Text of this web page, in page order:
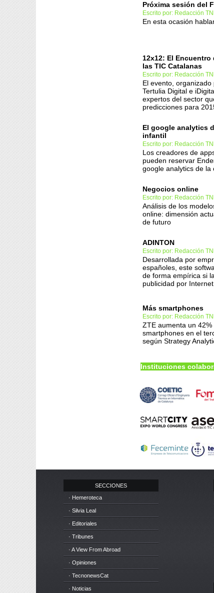
Próxima sesión del
Escrito por: Redacción TNI
En esta ocasión
12x12: El Encuentro
las TIC Catalanas
Escrito por: Redacción TNI
El evento, organizado
Tertulia Digital e
expertos del sector
predicciones para
El google analytics
infantil
Escrito por: Redacción TNI
Los creadores de
pueden reservar
google analytics de la
Negocios online
Escrito por: Redacción TNI
Análisis de los
online: dimensión
de futuro
ADINTON
Escrito por: Redacción TNI
Desarrollada por
españoles, este
de forma empírica si
publicidad por
Más smartphones
Escrito por: Redacción TNI
ZTE aumenta un
smartphones en el
según Strategy
Instituciones
SECCIONES
· Hemeroteca
· Silvia Leal
· Editoriales
· Tribunes
· A View From Abroad
· Opiniones
· TecnonewsCat
· Noticias